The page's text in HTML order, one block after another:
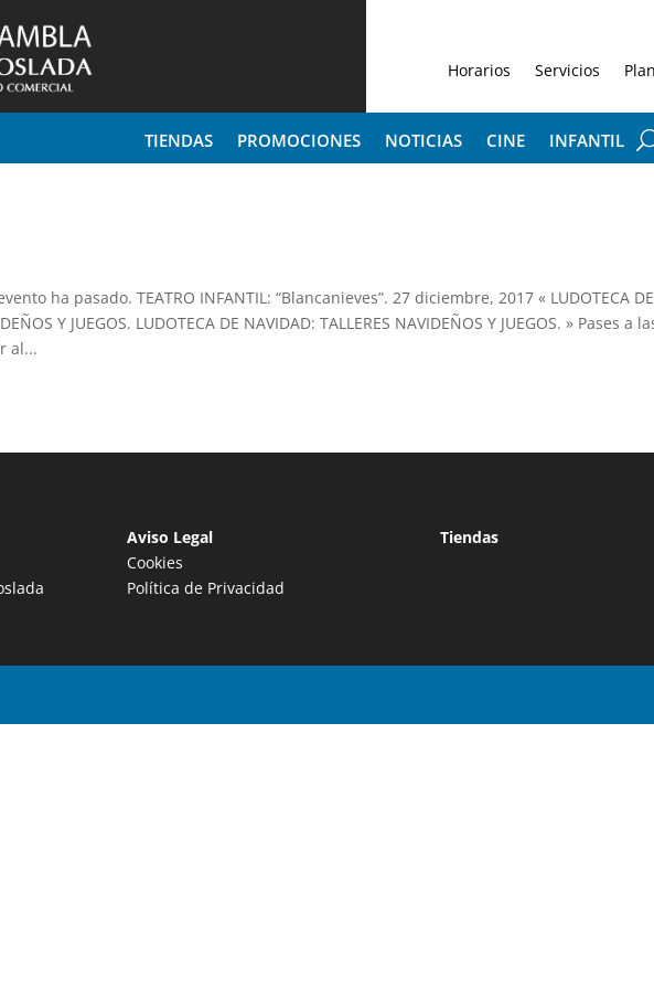
Horarios Servicios
TIENDAS PROMOCIONES NOTICIAS CINE INFANTIL
ha pasado. TEATRO INFANTIL: “Blancanieves”. 27 diciembre, 2017 « LUDOTECA DE
Y JUEGOS. LUDOTECA DE NAVIDAD: TALLERES NAVIDEÑOS Y JUEGOS. » Pases a
al...
Aviso Legal
Cookies
Política de Privacidad
Tiendas